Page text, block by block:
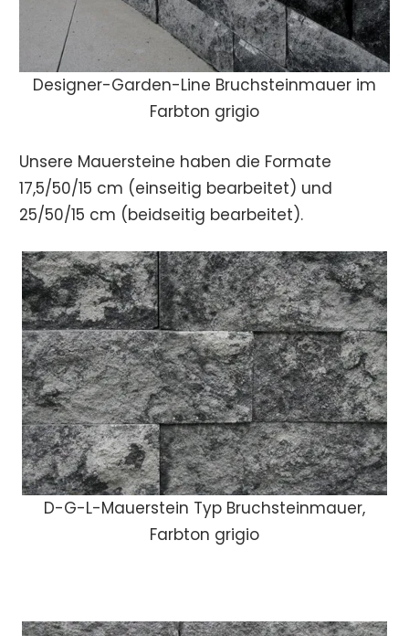
Designer-Garden-Line Bruchsteinmauer im
Farbton grigio
Unsere Mauersteine haben die Formate
17,5/50/15 cm (einseitig bearbeitet) und
25/50/15 cm (beidseitig bearbeitet).
D-G-L-Mauerstein Typ Bruchsteinmauer,
Farbton grigio